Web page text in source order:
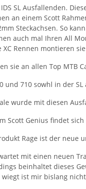
SL Ausfallenden.
an einem Scott
Steckachsen. So
auch mal Ihren All
Rennen montieren
sie an allen Top MTB
und 710 sowhl in der
wurde mit diesen
Scott Genius findet
Rage ist der neue
mit einen neuen
beinhaltet dieses
wiegt ist mir bislang